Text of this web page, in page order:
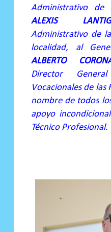
Administrativo de
ALEXIS
Administrativo de
localidad, al
ALBERTO
Director
Vocacionales de las
nombre de todos
apoyo
Técnico Profesional.